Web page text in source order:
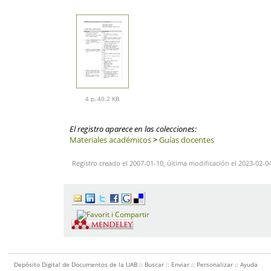
4 p, 40.2 KB
El registro aparece en las colecciones:
Materiales académicos>Guías docentes
Registro creado el 2007-01-10, última modificación el 2023-02-
Depósito Digital de Documentos de la UAB :: Buscar :: Enviar :: Personalizar ::Ayuda